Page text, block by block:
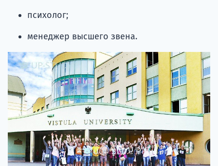
психолог;
менеджер высшего звена.